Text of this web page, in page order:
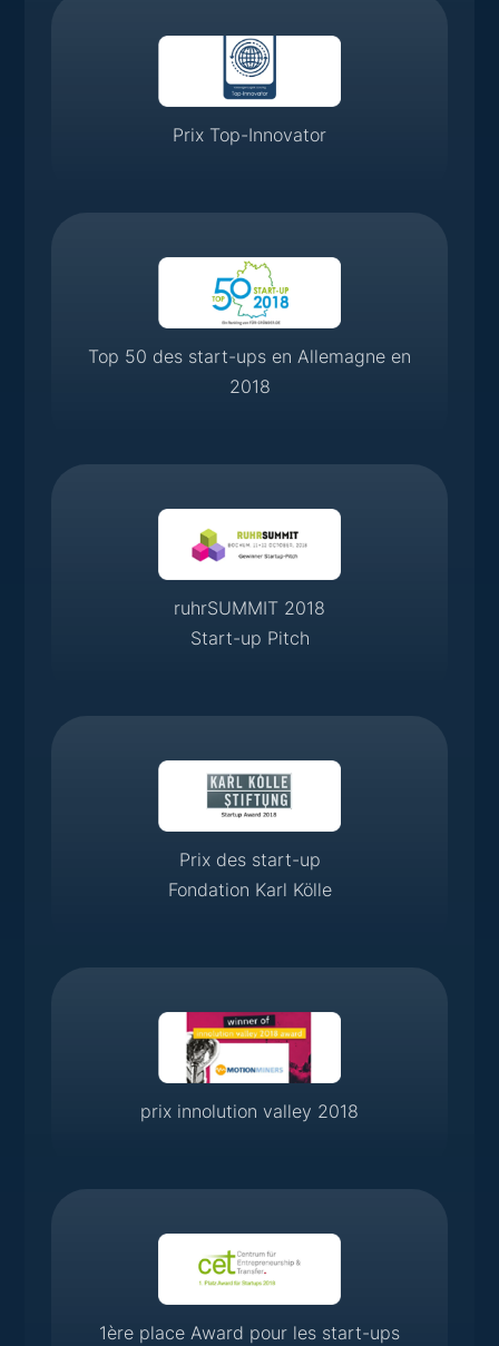
Prix Top-Innovator
Top 50 des start-ups en Allemagne en
2018
ruhrSUMMIT 2018
Start-up Pitch
Prix des start-up
Fondation Karl Kölle
prix innolution valley 2018
1ère place Award pour les start-ups